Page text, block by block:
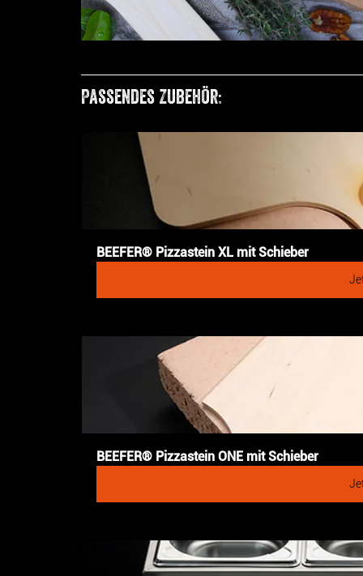
Passendes Zubehör:
BEEFER® Pizzastein XL mit Schieber
BEEFER® Pizzastein ONE mit Schieber